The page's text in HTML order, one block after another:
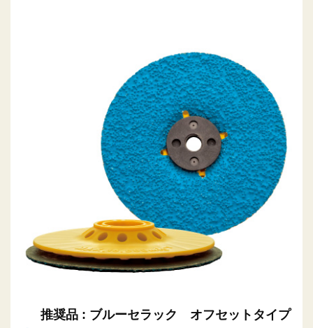
推奨品 : ブルーセラック オフセットタイプ